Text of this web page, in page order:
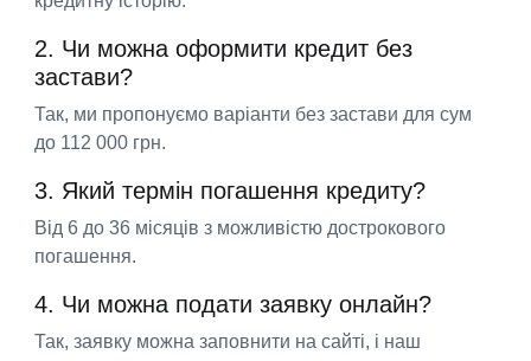
2. Чи можна оформити кредит без
застави?
Так, ми пропонуємо варіанти без застави для сум
до 112 000 грн.
3. Який термін погашення кредиту?
Від 6 до 36 місяців з можливістю дострокового
погашення.
4. Чи можна подати заявку онлайн?
Так, заявку можна заповнити на сайті, і наш